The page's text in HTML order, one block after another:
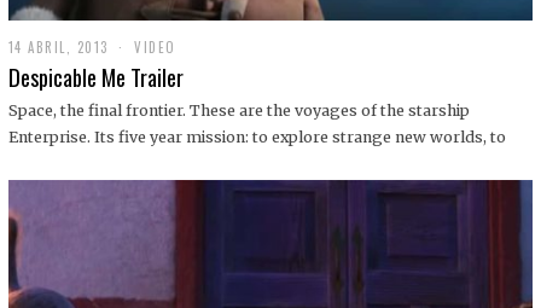
14 ABRIL, 2013
9
D
C
I
1
VIDEO
Despicable Me Trailer
Space, the final frontier. These are the voyages of the starship
Enterprise. Its five year mission: to explore strange new worlds, to